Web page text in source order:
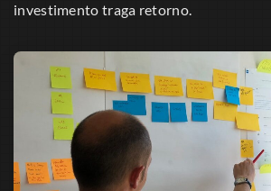
investimento traga retorno.